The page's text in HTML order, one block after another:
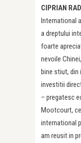
CIPRIAN
International
a dreptului
foarte
nevoile
bine stiut,
investitii
– pregatesc
Mootcourt,
international
am reusit in